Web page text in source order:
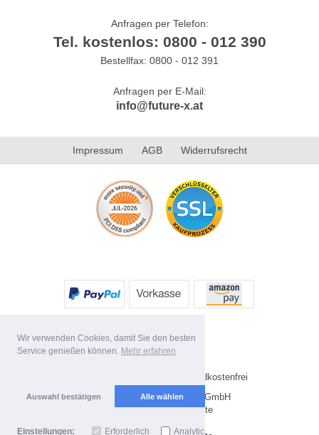
Wir verwenden Cookies, damit Sie den besten
Service genießen können. Mehr erfahren
Auswahl bestätigen Alle wählen
Einstellungen: Erforderlich Analytics
Anfragen per Telefon:
Tel. kostenlos: 0800 - 012 390
Bestellfax: 0800 - 012 391
Anfragen per E-Mail:
info@future-x.at
Impressum AGB Widerrufsrecht
* Alle Preise inkl. MwSt. Versandkostenfrei
Copyright 2026 by Future-X GmbH
Mobile Shop by Shopgate